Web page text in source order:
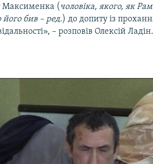
Максименка ( чоловіка, якого, як
його бив – ред.) до допиту із
– розповів Олексій Ладін.